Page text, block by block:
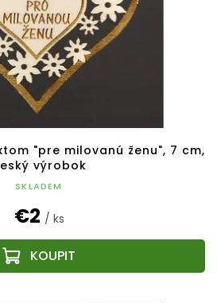
"pre milovanú ženu", 7 cm,
výrobok
SKLADEM
€2 / ks